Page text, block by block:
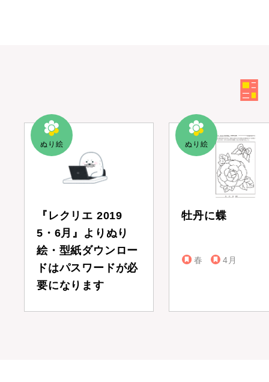
『レクリエ 2019
5・6月』よりぬり
絵・型紙ダウンロー
ドはパスワードが必
要になります
牡丹に蝶
春 4月